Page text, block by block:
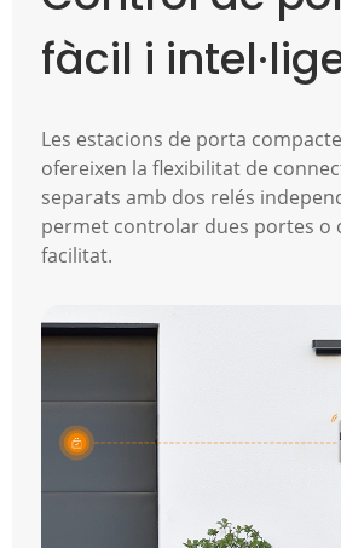
fàcil i
Les estacions de porta
ofereixen la flexibilitat de
separats amb dos relés
permet controlar dues portes o
facilitat.